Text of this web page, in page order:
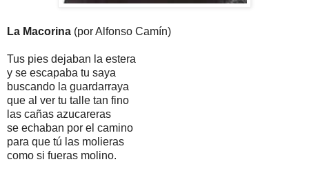
La Macorina (por Alfonso Camín)
Tus pies dejaban la estera
y se escapaba tu saya
buscando la guardarraya
que al ver tu talle tan fino
las cañas azucareras
se echaban por el camino
para que tú las molieras
como si fueras molino.